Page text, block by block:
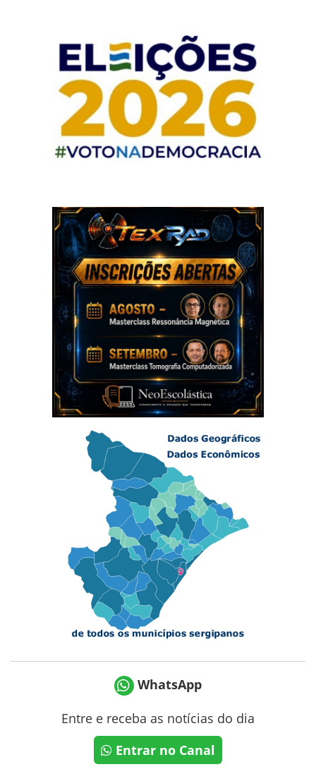
WhatsApp
Entre e receba as notícias do dia
Entrar no Canal